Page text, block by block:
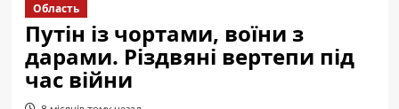
Область
Путін із чортами, воїни з
дарами. Різдвяні вертепи під
час війни